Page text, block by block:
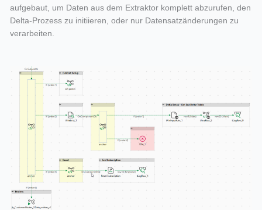
aufgebaut, um Daten aus dem Extraktor komplett abzurufen, den
Delta-Prozess zu initiieren, oder nur Datensatzänderungen zu
verarbeiten.